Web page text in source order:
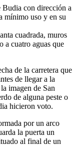
Budia con dirección a
mínimo uso y en su
cuadrada, muros
a cuatro aguas que
de la carretera que
de llegar a la
imagen de San
de alguna peste o
hicieron voto.
por un arco
la puerta un
al final de un